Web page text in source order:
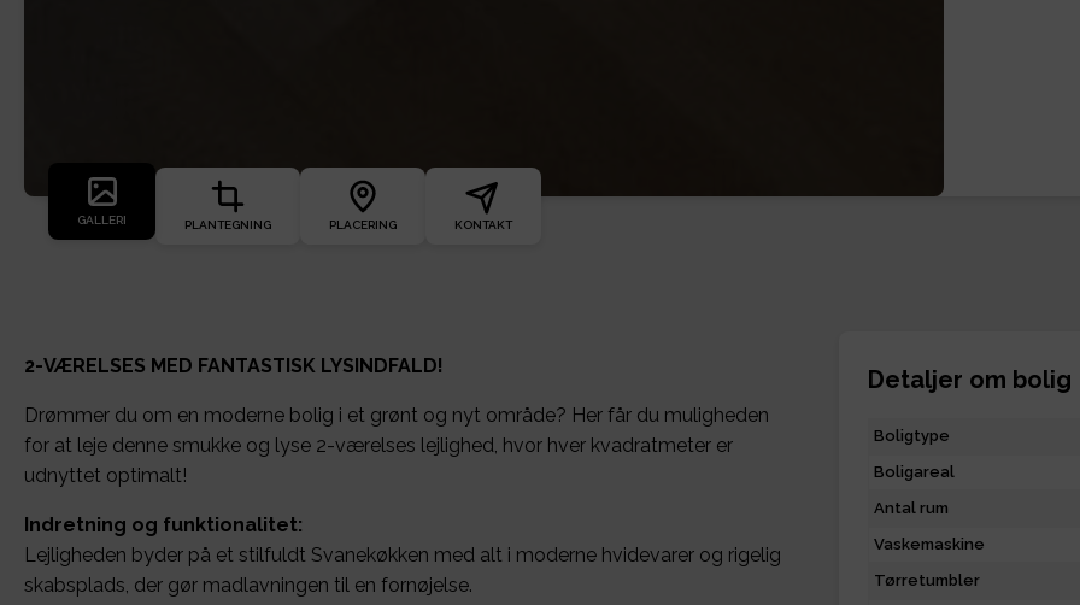
GALLERI PLANTEGNING PLACERING KONTAKT
2-VÆRELSES MED FANTASTISK LYSINDFALD!
Drømmer du om en moderne bolig i et grønt og nyt område? Her får du muligheden
for at leje denne smukke og lyse 2-værelses lejlighed, hvor hver kvadratmeter er
udnyttet optimalt!
Indretning og funktionalitet:
Lejligheden byder på et stilfuldt Svanekøkken med alt i moderne hvidevarer og rigelig
skabsplads, der gør madlavningen til en fornøjelse.
Detaljer om bolig
Boligtype
Boligareal
Antal rum
Vaskemaskine
Tørretumbler